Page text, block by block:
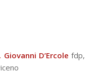
D’Ercole fdp,